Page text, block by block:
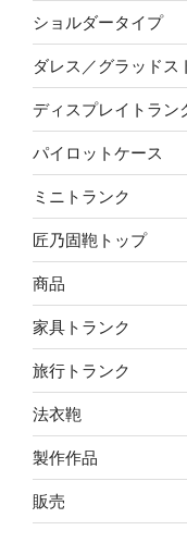
ショルダータイプ
ダレス／グラッドス
ディスプレイトラン
パイロットケース
ミニトランク
匠乃固鞄トップ
商品
家具トランク
旅行トランク
法衣鞄
製作作品
販売